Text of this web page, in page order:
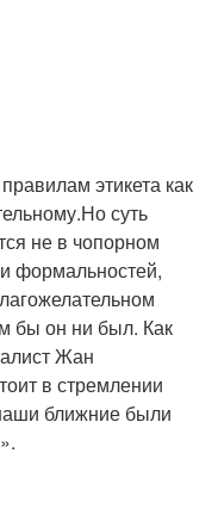
этикета как
суть
не в чопорном
формальностей,
бы он ни был. Как
Жан
в стремлении
ближние были